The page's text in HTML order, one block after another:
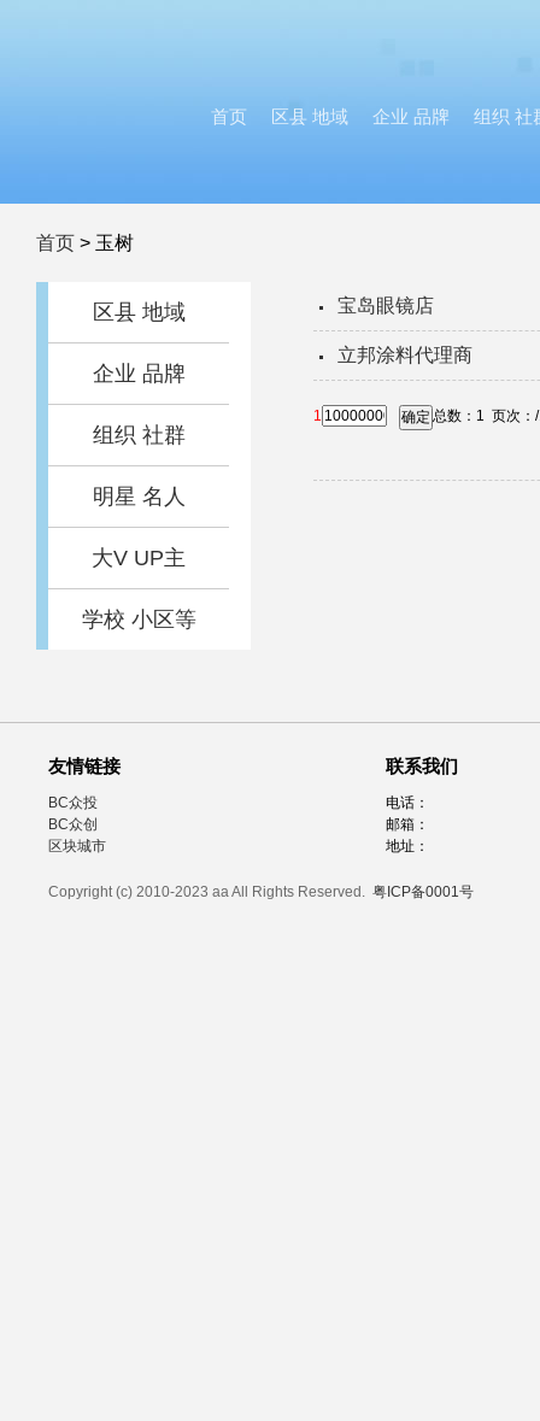
首页 区县 地域 企业 品牌 组织 社
首页 > 玉树
区县 地域
企业 品牌
组织 社群
明星 名人
大V UP主
学校 小区等
宝岛眼镜店
立邦涂料代理商
总数： 1 页次：
1 确定
友情链接
BC众投
BC众创
区块城市
联系我们
电话：
邮箱：
地址：
Copyright (c) 2010-2023 aa All Rights Reserved. 粤ICP备0001号